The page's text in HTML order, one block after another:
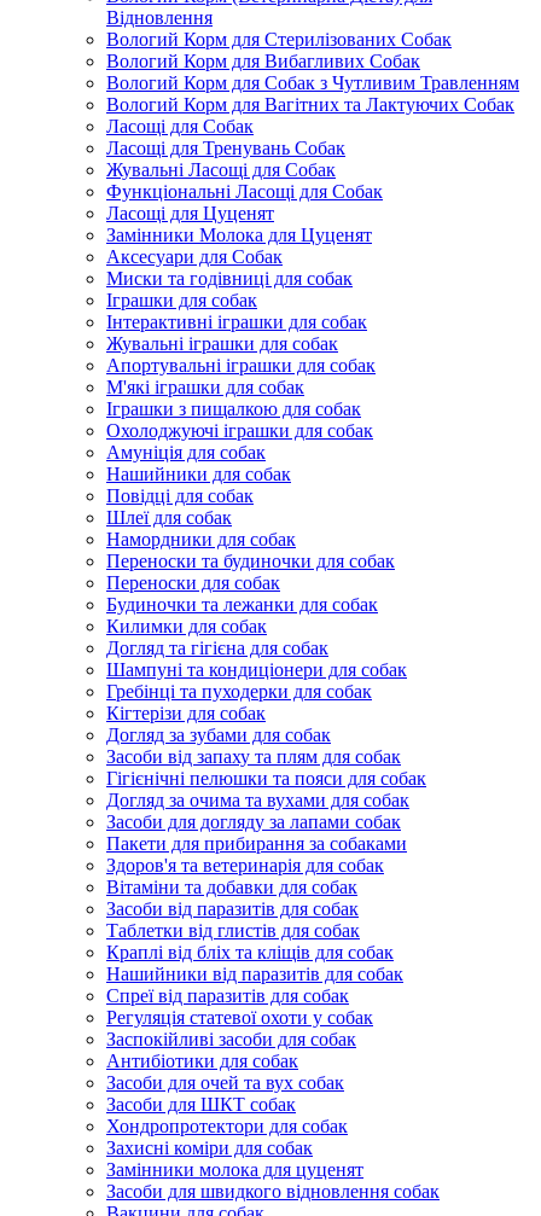
Відновлення
Вологий Корм для Стерилізованих Собак
Вологий Корм для Вибагливих Собак
Вологий Корм для Собак з Чутливим Травленням
Вологий Корм для Вагітних та Лактуючих Собак
Ласощі для Собак
Ласощі для Тренувань Собак
Жувальні Ласощі для Собак
Функціональні Ласощі для Собак
Ласощі для Цуценят
Замінники Молока для Цуценят
Аксесуари для Собак
Миски та годівниці для собак
Іграшки для собак
Інтерактивні іграшки для собак
Жувальні іграшки для собак
Апортувальні іграшки для собак
М'які іграшки для собак
Іграшки з пищалкою для собак
Охолоджуючі іграшки для собак
Амуніція для собак
Нашийники для собак
Повідці для собак
Шлеї для собак
Намордники для собак
Переноски та будиночки для собак
Переноски для собак
Будиночки та лежанки для собак
Килимки для собак
Догляд та гігієна для собак
Шампуні та кондиціонери для собак
Гребінці та пуходерки для собак
Кігтерізи для собак
Догляд за зубами для собак
Засоби від запаху та плям для собак
Гігієнічні пелюшки та пояси для собак
Догляд за очима та вухами для собак
Засоби для догляду за лапами собак
Пакети для прибирання за собаками
Здоров'я та ветеринарія для собак
Вітаміни та добавки для собак
Засоби від паразитів для собак
Таблетки від глистів для собак
Краплі від бліх та кліщів для собак
Нашийники від паразитів для собак
Спреї від паразитів для собак
Регуляція статевої охоти у собак
Заспокійливі засоби для собак
Антибіотики для собак
Засоби для очей та вух собак
Засоби для ШКТ собак
Хондропротектори для собак
Захисні коміри для собак
Замінники молока для цуценят
Засоби для швидкого відновлення собак